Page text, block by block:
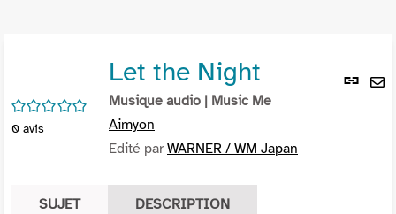
Lien
/5
0 avis
Let the Night
Musique audio | Music Me
Aimyon
Edité parWARNER / WM Japan
SUJET DESCRIPTION